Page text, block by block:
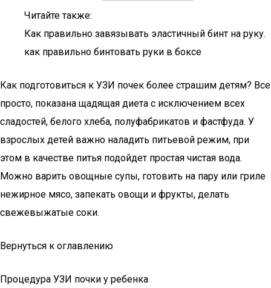
Читайте также:
Как правильно завязывать эластичный бинт на руку.
как правильно бинтовать руки в боксе
Как подготовиться к УЗИ почек более страшим детям? Все
просто, показана щадящая диета с исключением всех
сладостей, белого хлеба, полуфабрикатов и фастфуда. У
взрослых детей важно наладить питьевой режим, при
этом в качестве питья подойдет простая чистая вода.
Можно варить овощные супы, готовить на пару или гриле
нежирное мясо, запекать овощи и фрукты, делать
свежевыжатые соки.
Вернуться к оглавлению
Процедура УЗИ почки у ребенка